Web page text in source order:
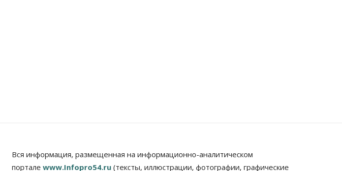
Вся информация, размещенная на информационно-аналитическом
портале www.Infopro54.ru (тексты, иллюстрации, фотографии, графические